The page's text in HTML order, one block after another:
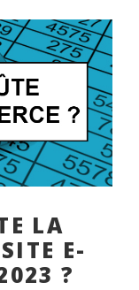
LA
E-
?